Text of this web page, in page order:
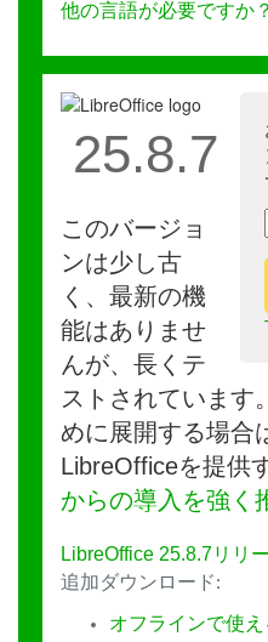
他の言語が必要ですか？
25.8.7
このバージョ
ンは少し古
く、最新の機
能はありませ
んが、長くテ
ストされています
めに展開する場合
LibreOfficeを提供
からの導入を強く
LibreOffice 25.8.7リリ
追加ダウンロード:
オフラインで使